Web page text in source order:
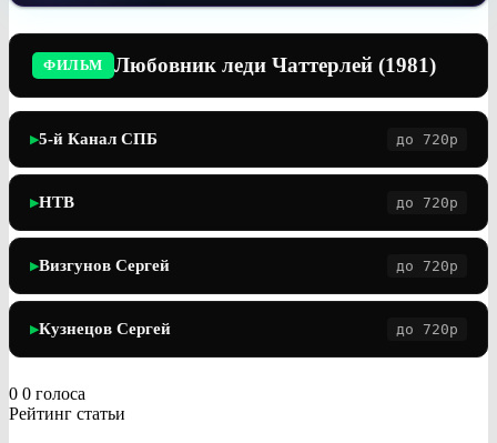
ФИЛЬМ Любовник леди Чаттерлей (1981)
▶5-й Канал СПБ до 720p
▶НТВ до 720p
▶Визгунов Сергей до 720p
▶Кузнецов Сергей до 720p
0 0 голоса
Рейтинг статьи